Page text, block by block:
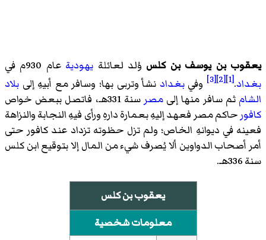
يعقوب بن يوسف بن كلس وُلد لعائلة يهودية عام 930م في
بغداد.
[1]
[2]
[3] وفيبغداد نشأ وتربى بها؛ وسافر مع أبيهِ إلى بلاد
الشام ثم سافر منها إلى مصر سنة 331هـ، فاتصل ببعض خواص
كافورحاكم مصر فعهد إليهِ بعمارة دارهِ ورأى فيهِ النجابة والنزاهة
فعينه في ديوانهِ الخاص؛ ولم تزل حظوته تزداد عند كافور حتى
أمر أصحاب الدواوين ألا يُصرف شيء من المال إلا بتوقيع ابن كلس
سنة 336هـ.
يعقوب بن كلس
معلومات شخصية